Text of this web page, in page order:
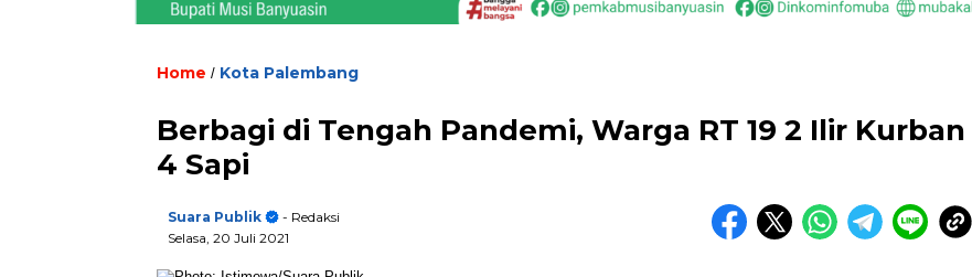
Home / Kota Palembang
Berbagi di Tengah Pandemi, Warga RT 19 2 Ilir Kurban
4 Sapi
Suara Publik
- Redaksi
Selasa, 20 Juli 2021